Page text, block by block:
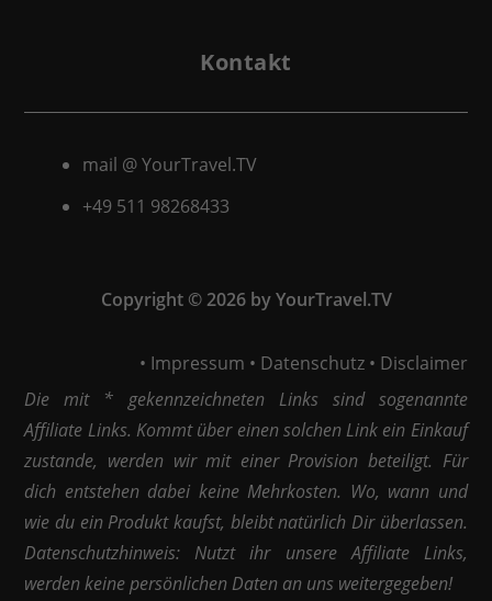
Kontakt
mail @ YourTravel.TV
+49 511 98268433
Copyright © 2026 by YourTravel.TV
• Impressum • Datenschutz• Disclaimer
Die mit * gekennzeichneten Links sind sogenannte
Affiliate Links. Kommt über einen solchen Link ein Einkauf
zustande, werden wir mit einer Provision beteiligt. Für
dich entstehen dabei keine Mehrkosten. Wo, wann und
wie du ein Produkt kaufst, bleibt natürlich Dir überlassen.
Datenschutzhinweis: Nutzt ihr unsere Affiliate Links,
werden keine persönlichen Daten an uns weitergegeben!